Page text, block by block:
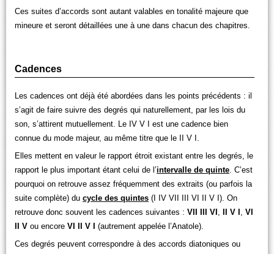
Ces suites d’accords sont autant valables en tonalité majeure que
mineure et seront détaillées une à une dans chacun des chapitres.
Cadences
Les cadences ont déjà été abordées dans les points précédents : il
s’agit de faire suivre des degrés qui naturellement, par les lois du
son, s’attirent mutuellement. Le IV V I est une cadence bien
connue du mode majeur, au même titre que le II V I.
Elles mettent en valeur le rapport étroit existant entre les degrés, le
rapport le plus important étant celui de l’intervalle de quinte. C’est
pourquoi on retrouve assez fréquemment des extraits (ou parfois la
suite complète) ducycle des quintes (I IV VII III VI II V I). On
retrouve donc souvent les cadences suivantes :VII III VI , II V I ,VI
II V ou encore VI II V I
(autrement appelée l’Anatole).
Ces degrés peuvent correspondre à des accords diatoniques ou